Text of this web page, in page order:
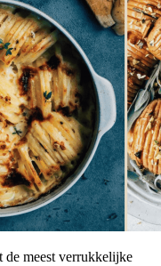
de meest verrukkelijke